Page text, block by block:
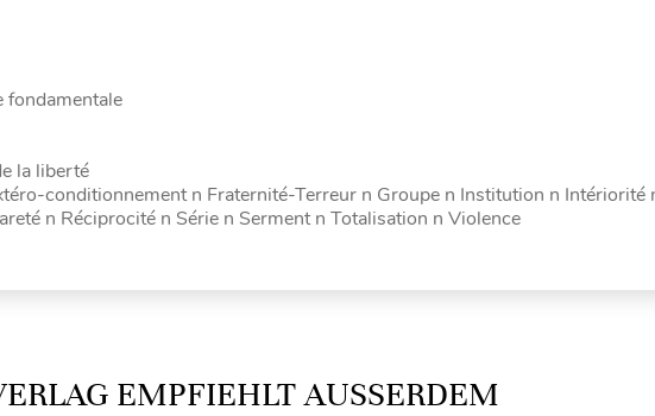
fondamentale
la liberté
conditionnement n Fraternité-Terreur n Groupe n Institution n Intériorité
n Réciprocité n Série n Serment n Totalisation n Violence
EMPFIEHLT AUSSERDEM